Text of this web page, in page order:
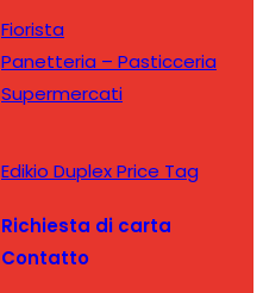
Fiorista
Panetteria – Pasticceria
Supermercati
Edikio Duplex Price Tag
Richiesta di carta
Contatto